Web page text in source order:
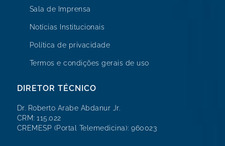
Sala de Imprensa
Notícias Institucionais
Política de privacidade
Termos e condições gerais de uso
DIRETOR TÉCNICO
Dr. Roberto Arabe Abdanur Jr.
CRM: 115.022
CREMESP (Portal Telemedicina): 960023